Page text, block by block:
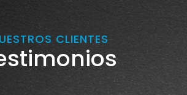
CLIENTES